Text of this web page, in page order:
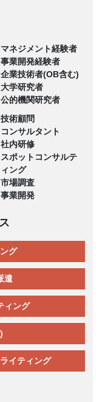
マネジメント経験者
事業開発経験者
企業技術者(OB含む)
大学研究者
公的機関研究者
技術顧問
コンサルタント
社内研修
スポットコンサルテ
ィング
市場調査
事業開発
グ
遣
ィング
イティング